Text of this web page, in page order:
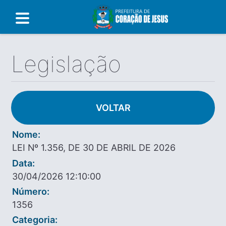
Legislação
VOLTAR
Nome:
LEI Nº 1.356, DE 30 DE ABRIL DE 2026
Data:
30/04/2026 12:10:00
Número:
1356
Categoria: